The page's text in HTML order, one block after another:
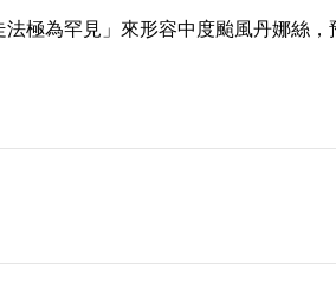
極為罕見」來形容中度颱風丹娜絲